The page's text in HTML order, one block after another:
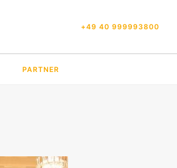
+49 40 999993800
PARTNER